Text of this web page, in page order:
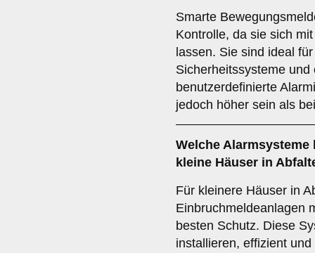
Smarte
Kontrolle, da sie sich
lassen. Sie sind ideal
Sicherheitssysteme und
benutzerdefinierte
jedoch höher sein als
Welche Alarmsysteme
kleine Häuser in
Für kleinere Häuser in
Einbruchmeldeanlagen
besten Schutz. Diese
installieren, effizient